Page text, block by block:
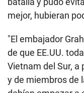
Segunda Guerra
reunificado como
acuerdos de
único electo
que causó la
Y aunque entiende